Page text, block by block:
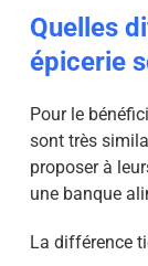
Quelles
épicerie
Pour le
sont très
proposer à
une banque
La différence